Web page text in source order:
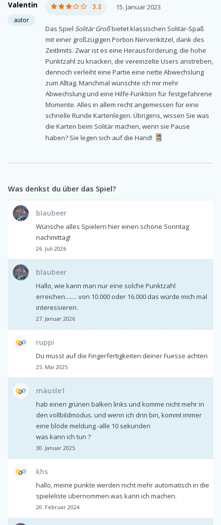
Valentin
autor
3.2 15. Januar 2023
Das Spiel Solitär Großbietet klassischen Solitär-Spaß
mit einer großzügigen Portion Nervenkitzel, dank des
Zeitlimits. Zwar ist es eine Herausforderung, die hohe
Punktzahl zu knacken, die vereinzelte Users anstreben,
dennoch verleiht eine Partie eine nette Abwechslung
zum Alltag. Manchmal wünschte ich mir mehr
Abwechslung und eine Hilfe-Funktion für festgefahrene
Momente. Alles in allem recht angemessen für eine
schnelle Runde Kartenlegen. Übrigens, wissen Sie was
die Karten beim Solitär machen, wenn sie Pause
haben? Sie legen sich auf die Hand!
Was denkst du über das Spiel?
blaubeer
Wünsche alles Spielern hier einen schöne Sonntag
nachmittag!
26. Juli 2026
blaubeer
Hallo, wie kann man nur eine solche Punktzahl
erreichen........ von 10.000 oder 16.000 das würde mich mal
interessieren.
27. Januar 2026
ruppi
Du musst auf die Fingerfertigkeiten deiner Fuesse achten
25. Mai 2025
mäusle1
hab einen grünen balken links und komme nicht mehr in
den vollbildmodus. und wenn ich drin bin, kommt immer
eine blöde meldung -alle 10 sekunden
was kann ich tun ?
30. Januar 2025
khs
hallo, meine punkte werden nicht mehr automatisch in die
spieleliste übernommen.was kann ich machen.
20. Februar 2024